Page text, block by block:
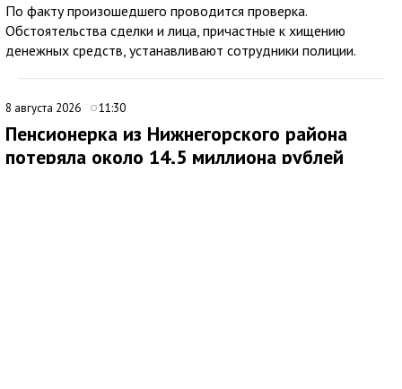
По факту произошедшего проводится проверка.
Обстоятельства сделки и лица, причастные к хищению
денежных средств, устанавливают сотрудники полиции.
8 августа 2026 11:30
Пенсионерка из Нижнегорского района
потеряла около 14,5 миллиона рублей